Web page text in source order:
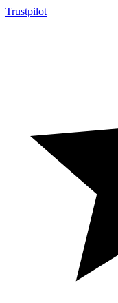
Trustpilot